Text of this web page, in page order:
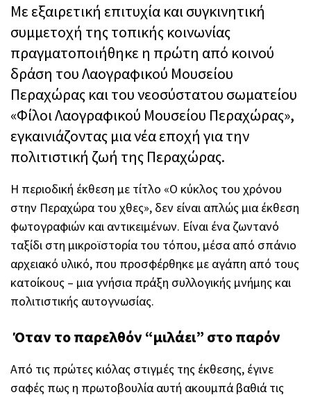
Με εξαιρετική επιτυχία και συγκινητική
συμμετοχή της τοπικής κοινωνίας
πραγματοποιήθηκε η πρώτη από κοινού
δράση του Λαογραφικού Μουσείου
Περαχώρας και του νεοσύστατου σωματείου
«Φίλοι Λαογραφικού Μουσείου Περαχώρας»,
εγκαινιάζοντας μια νέα εποχή για την
πολιτιστική ζωή της Περαχώρας.
Η περιοδική έκθεση με τίτλο «Ο κύκλος του χρόνου
στην Περαχώρα του χθες», δεν είναι απλώς μια έκθεση
φωτογραφιών και αντικειμένων. Είναι ένα ζωντανό
ταξίδι στη μικροϊστορία του τόπου, μέσα από σπάνιο
αρχειακό υλικό, που προσφέρθηκε με αγάπη από τους
κατοίκους – μια γνήσια πράξη συλλογικής μνήμης και
πολιτιστικής αυτογνωσίας.
Όταν το παρελθόν “μιλάει” στο παρόν
Από τις πρώτες κιόλας στιγμές της έκθεσης, έγινε
σαφές πως η πρωτοβουλία αυτή ακουμπά βαθιά τις